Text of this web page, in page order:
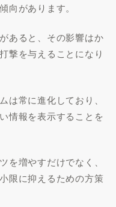
向があります。
あると、その影響はか
撃を与えることになり
は常に進化しており、
情報を表示することを
を増やすだけでなく、
限に抑えるための方策